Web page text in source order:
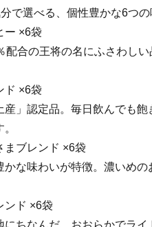
で選べる、個性豊かな6つの
ー ×6袋
配合の王将の名にふさわし
ド ×6袋
産」認定品。毎日飲んでも
まブレンド ×6袋
かな味わいが特徴。濃いめ
ンド ×6袋
にちなんだ、おおらかでライ